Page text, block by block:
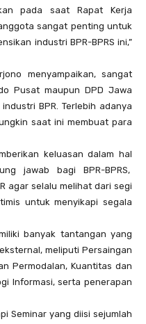
pada saat Rapat Kerja
sangat penting untuk
industri BPR-BPRS ini,”
menyampaikan, sangat
Pusat maupun DPD Jawa
BPR. Terlebih adanya
saat ini membuat para
keluasan dalam hal
jawab bagi BPR-BPRS,
agar selalu melihat dari segi
untuk menyikapi segala
banyak tantangan yang
meliputi Persaingan
Permodalan, Kuantitas dan
Informasi, serta penerapan
Seminar yang diisi sejumlah